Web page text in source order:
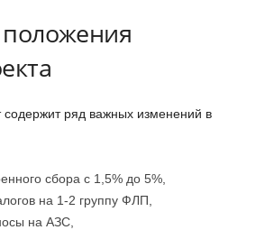
содержит ряд важных изменений в
сбора с 1,5% до 5%,
на 1-2 группу ФЛП,
на АЗС,